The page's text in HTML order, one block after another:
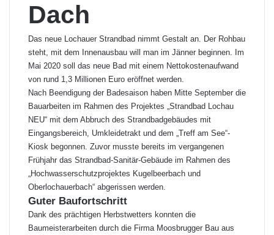
Dach
Das neue Lochauer Strandbad nimmt Gestalt an. Der Rohbau
steht, mit dem Innenausbau will man im Jänner beginnen. Im
Mai 2020 soll das neue Bad mit einem Nettokostenaufwand
von rund 1,3 Millionen Euro eröffnet werden.
Nach Beendigung der Badesaison haben Mitte September die
Bauarbeiten im Rahmen des Projektes „Strandbad Lochau
NEU“ mit dem Abbruch des Strandbadgebäudes mit
Eingangsbereich, Umkleidetrakt und dem „Treff am See“-
Kiosk begonnen. Zuvor musste bereits im vergangenen
Frühjahr das Strandbad-Sanitär-Gebäude im Rahmen des
„Hochwasserschutzprojektes Kugelbeerbach und
Oberlochauerbach“ abgerissen werden.
Guter Baufortschritt
Dank des prächtigen Herbstwetters konnten die
Baumeisterarbeiten durch die Firma Moosbrugger Bau aus